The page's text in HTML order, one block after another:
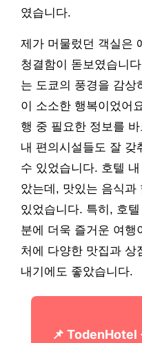
였습니다.
제가 머물렀던 객실은
청결함이 돋보였습니
는 도쿄의 풍경을 감상
이 소소한 행복이었어
행 중 필요한 정보를
내 편의시설들도 잘 갖
수 있었습니다. 호텔
았는데, 맛있는 음식과
있었습니다. 특히, 호
분에 더욱 즐거운 여행
처에 다양한 맛집과 상
내기에도 좋았습니다.
📌 TodenHotel